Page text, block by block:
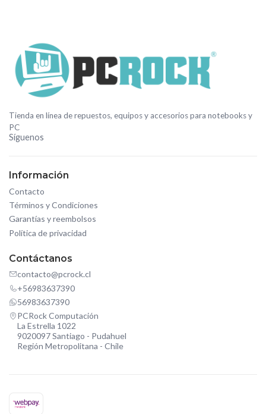
Tienda en línea de repuestos, equipos y accesorios para notebooks y
PC
Síguenos
Información
Contacto
Términos y Condiciones
Garantías y reembolsos
Política de privacidad
Contáctanos
contacto@pcrock.cl
+56983637390
56983637390
PCRock Computación
La Estrella 1022
9020097 Santiago - Pudahuel
Región Metropolitana - Chile